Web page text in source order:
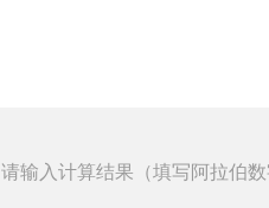
请输入计算结果（填写阿拉伯